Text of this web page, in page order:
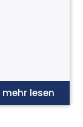
mehr lesen